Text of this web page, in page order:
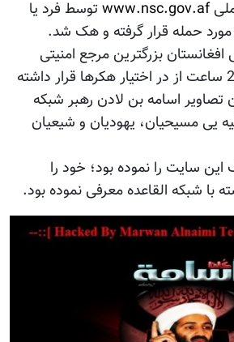
www.nsc.gov.afتوسط فرد یا
حمله قرار گرفته و هک شد.
بزرگترین مرجع امنیتی
کشور مدت بیش از 24 ساعت از در اختیار هکرها قرار داشته
اسامه بن لادن رهبر شبکه
یی مسیحیان، یهودیان و شیعیان
سایت را نموده بود؛ خود را
با شبکه القاعده معرفی نموده بود.